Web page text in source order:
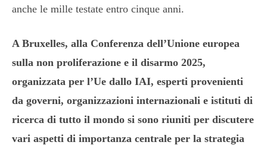
anche le mille testate entro cinque anni.
A Bruxelles, alla Conferenza dell’Unione europea
sulla non proliferazione e il disarmo 2025,
organizzata per l’Ue dallo IAI, esperti provenienti
da governi, organizzazioni internazionali e istituti di
ricerca di tutto il mondo si sono riuniti per discutere
vari aspetti di importanza centrale per la strategia